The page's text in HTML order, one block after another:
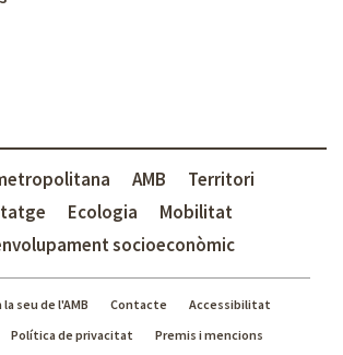
AMB
Territori
Ecologia
Mobilitat
socioeconòmic
seu de l'AMB Contacte
Accessibilitat
Política de privacitat Premis i mencions